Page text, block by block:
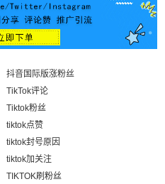
抖音国际版涨粉丝
TikTok评论
Tiktok粉丝
tiktok点赞
tiktok封号原因
tiktok加关注
TIKTOK刷粉丝